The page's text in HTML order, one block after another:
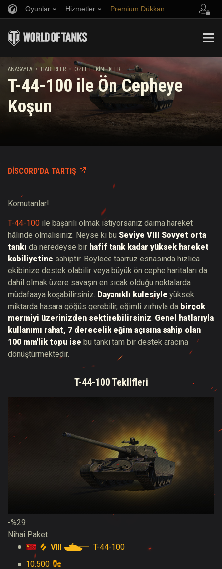
Oyunlar Hizmetler Premium Dükkan
Müzik
Adil Oyun Politikası
Wargaming.net Game Center
Twitch Ganimetleri Rehberi
Arkadaş Öner
Discord
Mod Merkezi
Medya
ANASAYFA HABERLER ÖZEL ETKINLIKLER
T-44-100 ile Ön Cepheye
Koşun
DISCORD'DA TARTIŞ
Komutanlar!
T-44-100 ile başarılı olmak istiyorsanız daima hareket
hâlinde olmalısınız. Neyse ki bu Seviye VIII Sovyet orta
tankı da neredeyse bir hafif tank kadar yüksek hareket
kabiliyetine sahiptir. Böylece taarruz esnasında hızlıca
ekibinize destek olabilir veya büyük ön cephe haritaları da
dahil olmak üzere savaşın en sıcak olduğu noktalarda
müdafaaya koşabilirsiniz. Dayanıklı kulesiyle yüksek
miktarda hasara göğüs gerebilir, eğimli zırhıyla da birçok
mermiyi üzerinizden sektirebilirsiniz. Genel hatlarıyla
kullanımı rahat, 7 derecelik eğim açısına sahip olan
100 mm'lik topu ise bu tankı tam bir destek aracına
dönüştürmektedir.
T-44-100 Teklifleri
-%29
Nihai Paket
VIII
T-44-100
10.500